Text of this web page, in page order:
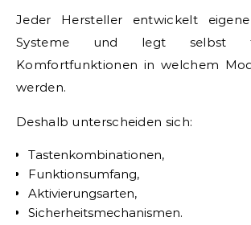
Jeder Hersteller entwickelt
Systeme und legt selbst
Komfortfunktionen in welchem
werden.
Deshalb unterscheiden sich:
Tastenkombinationen,
Funktionsumfang,
Aktivierungsarten,
Sicherheitsmechanismen.